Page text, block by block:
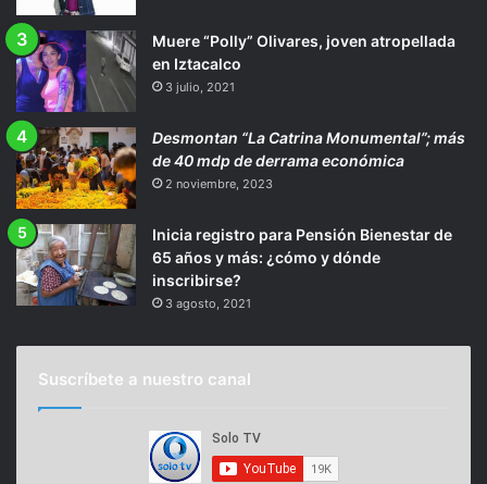
Muere “Polly” Olivares, joven atropellada
en Iztacalco
3 julio, 2021
Desmontan “La Catrina Monumental”; más
de 40 mdp de derrama económica
2 noviembre, 2023
Inicia registro para Pensión Bienestar de
65 años y más: ¿cómo y dónde
inscribirse?
3 agosto, 2021
Suscríbete a nuestro canal